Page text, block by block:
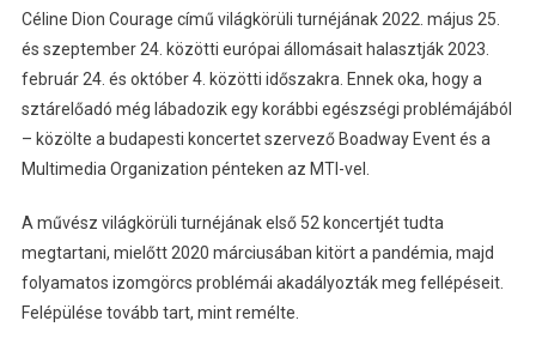
Céline Dion Courage című világkörüli turnéjának 2022. május 25.
és szeptember 24. közötti európai állomásait halasztják 2023.
február 24. és október 4. közötti időszakra. Ennek oka, hogy a
sztárelőadó még lábadozik egy korábbi egészségi problémájából
– közölte a budapesti koncertet szervező Boadway Event és a
Multimedia Organization pénteken az MTI-vel.
A művész világkörüli turnéjának első 52 koncertjét tudta
megtartani, mielőtt 2020 márciusában kitört a pandémia, majd
folyamatos izomgörcs problémái akadályozták meg fellépéseit.
Felépülése tovább tart, mint remélte.